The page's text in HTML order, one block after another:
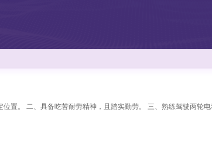
置。 二、具备吃苦耐劳精神，且踏实勤劳。 三、熟练驾驶两轮电